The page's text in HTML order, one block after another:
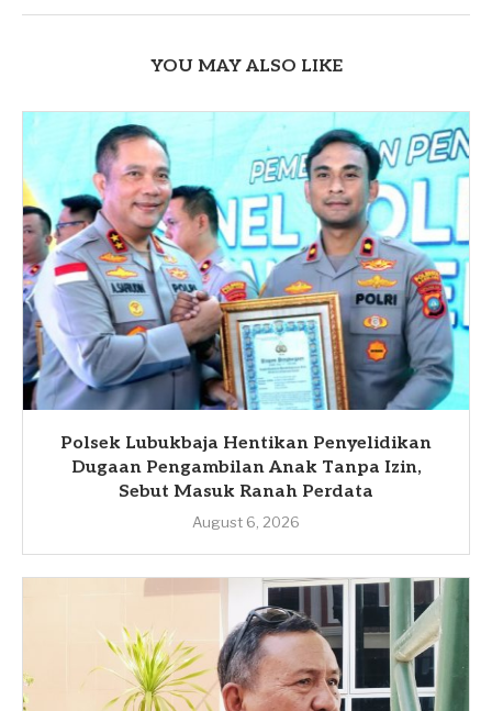
YOU MAY ALSO LIKE
Polsek Lubukbaja Hentikan Penyelidikan
Dugaan Pengambilan Anak Tanpa Izin,
Sebut Masuk Ranah Perdata
August 6, 2026